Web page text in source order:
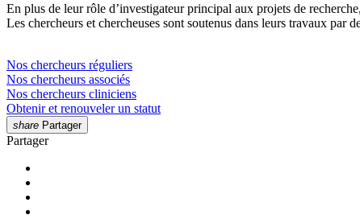
En plus de leur rôle d’investigateur principal aux projets de
Les chercheurs et chercheuses sont soutenus dans leurs travaux par
Nos chercheurs réguliers
Nos chercheurs associés
Nos chercheurs cliniciens
Obtenir et renouveler un statut
share Partager
Partager